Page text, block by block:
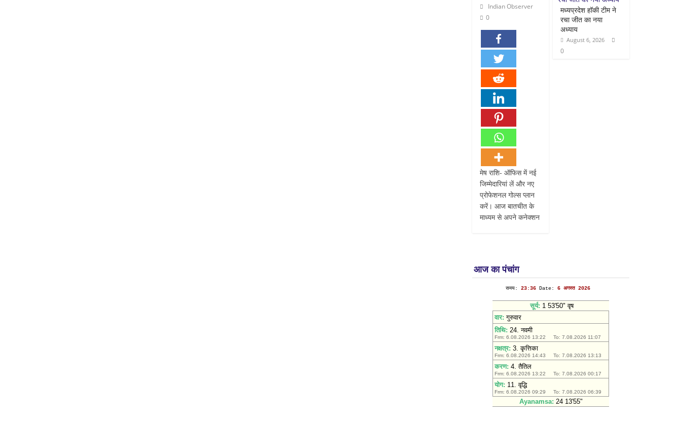
Indian Observer
0
मेष राशि- ऑफिस में नई
जिम्मेदारियां लें और नए
प्रोफेशनल गोल्स प्लान
करें। आज बातचीत के
माध्यम से अपने कनेक्शन
मध्यप्रदेश हॉकी टीम ने
रचा जीत का नया
अध्याय
August 6, 2026
0
आज का पंचांग